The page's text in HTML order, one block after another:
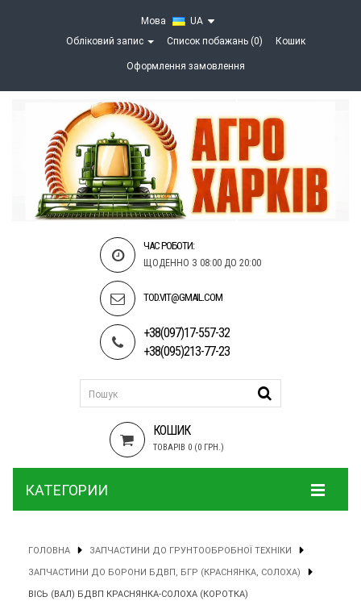
Мова
UA
Обліковий запис
Список побажань (0) Кошик
Оформлення замовлення
ЧАС РОБОТИ:
ЩОДЕННО З 08:00 ДО 20:00
TOD.VIT@GMAIL.COM
+38(097)17-557-32
+38(095)213-77-23
КОШИК
ТОВАРІВ 0 (0 ГРН.)
КАТЕГОРИИ
ГОЛОВНА ЗАПЧАСТИНИ ДО ГРУНТООБРОБНОЇ ТЕХНІКИ
ЗАПЧАСТИНИ ДО БОРОНИ БДВП, БГР (КРАСНЯНКА, СОЛОХА)
ВІСЬ (ВАЛ) БДВП КРАСНЯНКА-СОЛОХА (КОРОТКА)